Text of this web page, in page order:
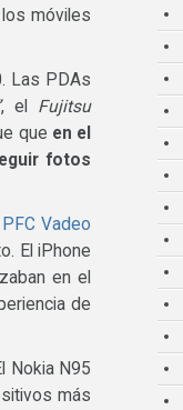
móviles
Las PDAs
, el Fujitsu
que en el
fotos
PFC Vadeo
El iPhone
en el
de
Nokia N95
más